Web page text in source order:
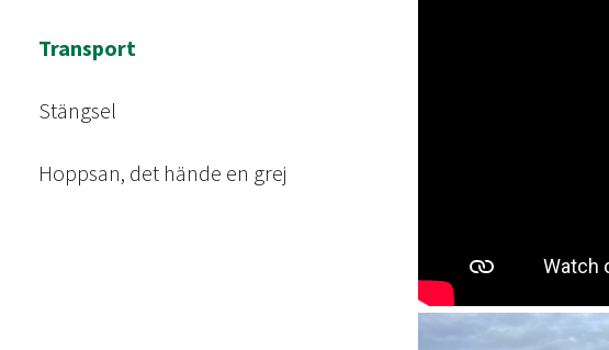
Transport
Stängsel
Hoppsan, det hände en grej